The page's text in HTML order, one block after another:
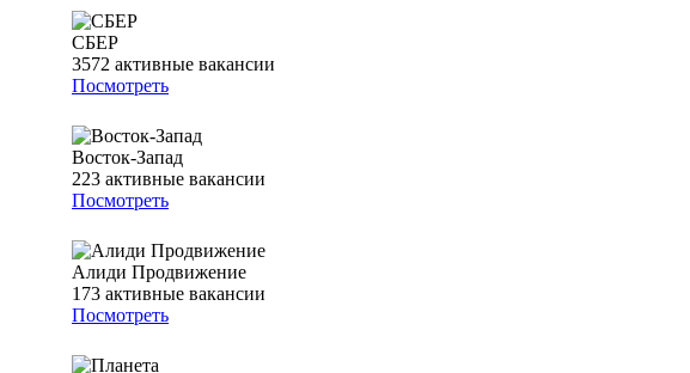
СБЕР
3572 активные вакансии
Посмотреть
Восток-Запад
223 активные вакансии
Посмотреть
Алиди Продвижение
173 активные вакансии
Посмотреть